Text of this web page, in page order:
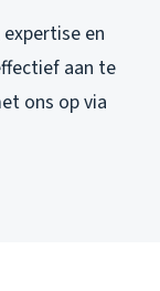
en
aan te
ons op via